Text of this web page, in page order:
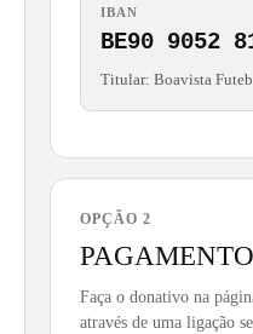
IBAN
BE90 9052
Titular: Boavista
OPÇÃO 2
Faça o donativo na
através de uma ligação